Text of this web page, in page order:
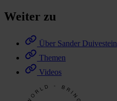
Weiter zu
Über Sander Duivestein
Themen
Videos